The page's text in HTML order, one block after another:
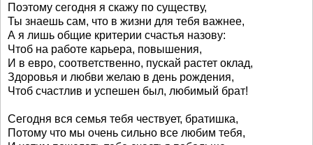
Поэтому сегодня я скажу по существу,
Ты знаешь сам, что в жизни для тебя важнее,
А я лишь общие критерии счастья назову:
Чтоб на работе карьера, повышения,
И в евро, соответственно, пускай растет оклад,
Здоровья и любви желаю в день рождения,
Чтоб счастлив и успешен был, любимый брат!
Сегодня вся семья тебя чествует, братишка,
Потому что мы очень сильно все любим тебя,